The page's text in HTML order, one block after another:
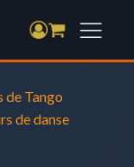
de Tango
de danse